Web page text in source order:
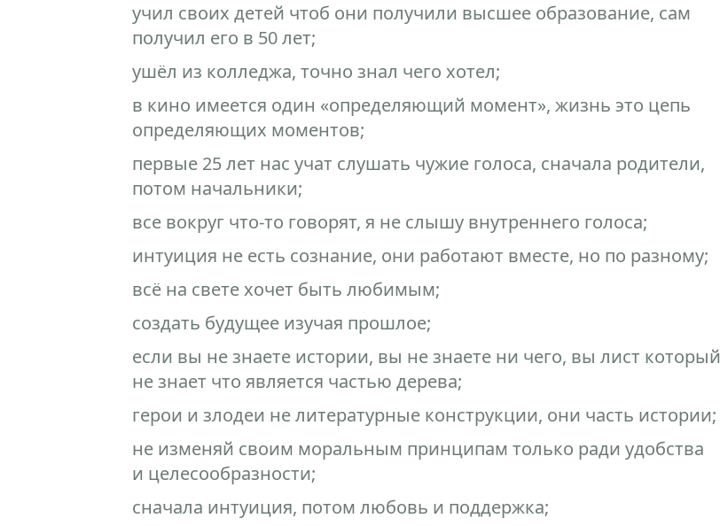
учил своих детей чтоб они получили высшее образование, сам
получил его в 50 лет;
ушёл из колледжа, точно знал чего хотел;
в кино имеется один «определяющий момент», жизнь это цепь
определяющих моментов;
первые 25 лет нас учат слушать чужие голоса, сначала родители,
потом начальники;
все вокруг что-то говорят, я не слышу внутреннего голоса;
интуиция не есть сознание, они работают вместе, но по разному;
всё на свете хочет быть любимым;
создать будущее изучая прошлое;
если вы не знаете истории, вы не знаете ни чего, вы лист который
не знает что является частью дерева;
герои и злодеи не литературные конструкции, они часть истории;
не изменяй своим моральным принципам только ради удобства
и целесообразности;
сначала интуиция, потом любовь и поддержка;